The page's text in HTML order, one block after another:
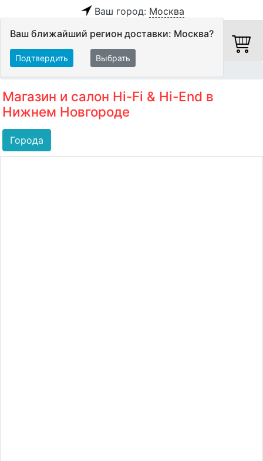
Ваш город: Москва
Ваш ближайший регион доставки: Москва?
Подтвердить Выбрать
Магазин и салон Hi-Fi & Hi-End в
Нижнем Новгороде
Города